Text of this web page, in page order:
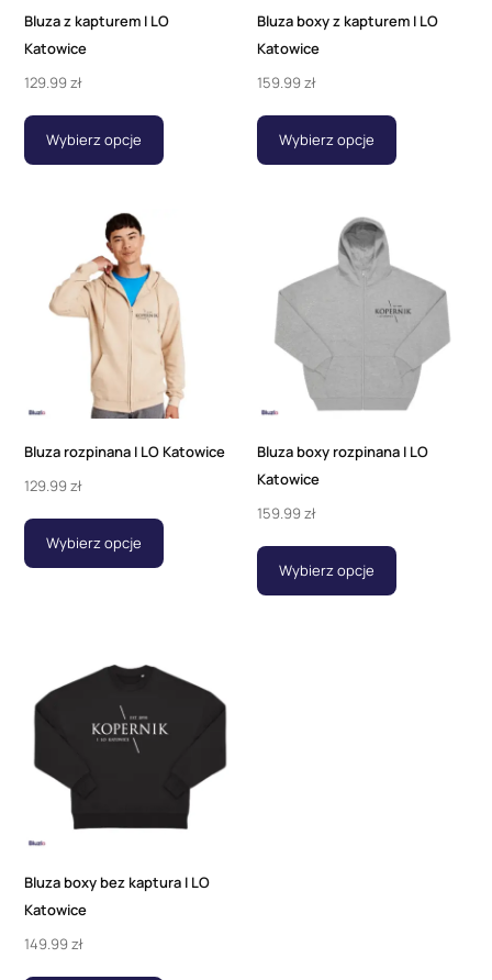
Bluza z kapturem I LO
Katowice
129.99zł
Wybierz opcje
Bluza boxy z kapturem I LO
Katowice
159.99 zł
Wybierz opcje
Bluza rozpinana I LO Katowice
129.99zł
Wybierz opcje
Bluza boxy rozpinana I LO
Katowice
159.99 zł
Wybierz opcje
Bluza boxy bez kaptura I LO
Katowice
149.99zł